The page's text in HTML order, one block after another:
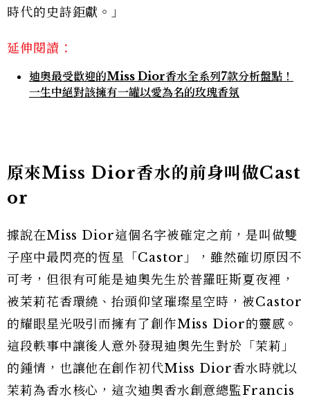
時代的史詩鉅獻。」
延伸閱讀：
迪奧最受歡迎的Miss Dior香水全系列7款分析盤點！
一生中絕對該擁有一罐以愛為名的玫瑰香氛
原來Miss Dior香水的前身叫做Cast
or
據說在Miss Dior這個名字被確定之前，是叫做雙
子座中最閃亮的恆星「Castor」，雖然確切原因不
可考，但很有可能是迪奧先生於普羅旺斯夏夜裡，
被茉莉花香環繞、抬頭仰望璀璨星空時，被Castor
的耀眼星光吸引而擁有了創作Miss Dior的靈感。
這段軼事中讓後人意外發現迪奧先生對於「茉莉」
的鍾情，也讓他在創作初代Miss Dior香水時就以
茉莉為香水核心，這次迪奧香水創意總監Francis